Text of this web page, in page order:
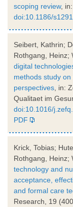
scoping review,
doi:10.1186/
Seibert, Kathrin;
Rothgang, Heinz;
digital
methods study on
perspectives , in:
Qualitaet im
doi:10.1016/
PDF
Krick, Tobias;
Rothgang, Heinz;
technology and
acceptance,
and formal care
Research, 19